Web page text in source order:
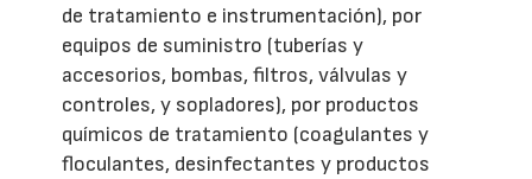
de tratamiento e instrumentación), por
equipos de suministro (tuberías y
accesorios, bombas, filtros, válvulas y
controles, y sopladores), por productos
químicos de tratamiento (coagulantes y
floculantes, desinfectantes y productos